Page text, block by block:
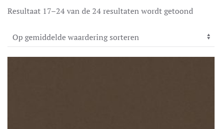
Resultaat 17–24 van de 24 resultaten wordt getoond